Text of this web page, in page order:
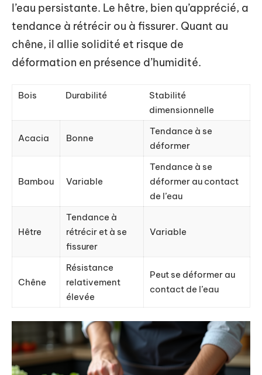
l’eau persistante. Le hêtre, bien qu’apprécié, a
tendance à rétrécir ou à fissurer. Quant au
chêne, il allie solidité et risque de
déformation en présence d’humidité.
Bois Durabilité
Stabilité
dimensionnelle
Acacia Bonne
Tendance à se
déformer
Bambou Variable
Tendance à se
déformer au contact
de l’eau
Hêtre
Tendance à
rétrécir et à se
fissurer
Variable
Chêne
Résistance
relativement
élevée
Peut se déformer au
contact de l’eau